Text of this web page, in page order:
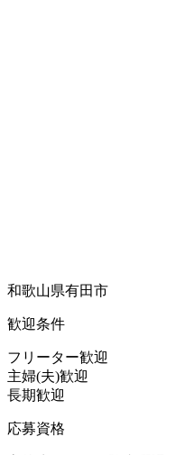
和歌山県有田市
歓迎条件
フリーター歓迎
主婦(夫)歓迎
長期歓迎
応募資格